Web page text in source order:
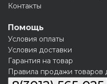
Контакты
Помощь
Условия оплаты
Условия доставки
Гарантия на товар
Правила продажи товаров